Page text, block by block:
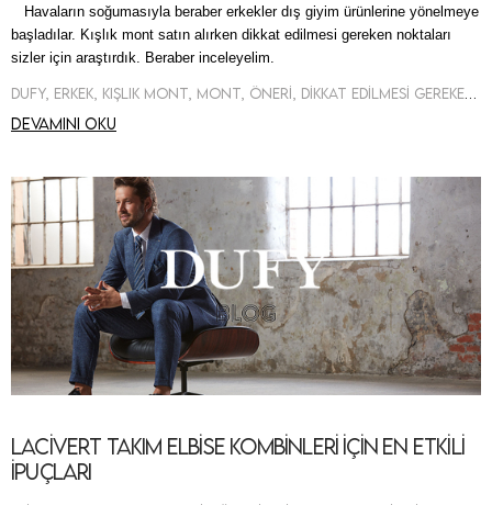
Havaların soğumasıyla beraber erkekler dış giyim ürünlerine yönelmeye
başladılar. Kışlık mont satın alırken dikkat edilmesi gereken noktaları
sizler için araştırdık. Beraber inceleyelim.
Devamını oku
Lacivert Takım Elbise Kombinleri İçin En Etkili
İpuçları